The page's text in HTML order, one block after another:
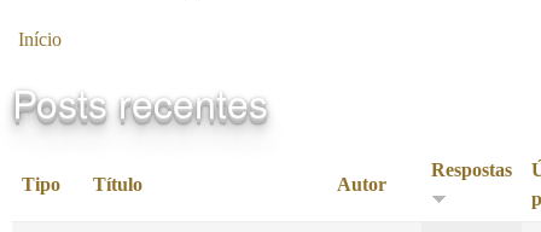
Início
Posts recentes
Tipo Título Autor
Respostas